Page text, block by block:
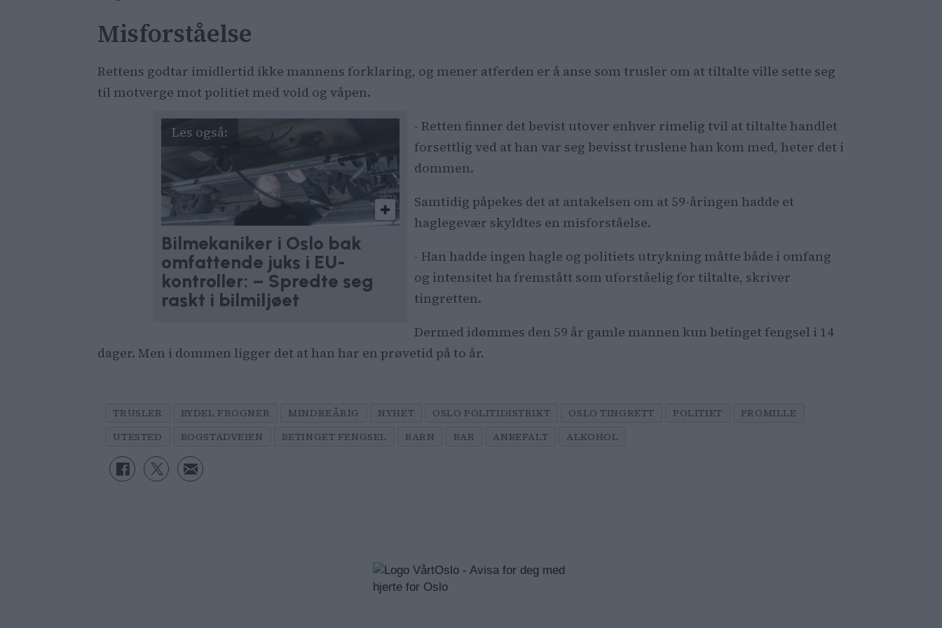
Misforståelse
Rettens godtar imidlertid ikke mannens forklaring, og mener atferden er å anse som trusler om at tiltalte ville sette seg
til motverge mot politiet med vold og våpen.
Bilmekaniker i Oslo bak
omfattende juks i EU-
kontroller: – Spredte seg
raskt i bilmiljøet
- Retten finner det bevist utover enhver rimelig tvil at tiltalte handlet
forsettlig ved at han var seg bevisst truslene han kom med, heter det i
dommen.
Samtidig påpekes det at antakelsen om at 59-åringen hadde et
haglegevær skyldtes en misforståelse.
- Han hadde ingen hagle og politiets utrykning måtte både i omfang
og intensitet ha fremstått som uforståelig for tiltalte, skriver
tingretten.
Dermed idømmes den 59 år gamle mannen kun betinget fengsel i 14
dager. Men i dommen ligger det at han har en prøvetid på to år.
TRUSLER BYDEL FROGNER MINDREÅRIG NYHET OSLO POLITIDISTRIKT OSLO TINGRETT POLITIET
PROMILLE
UTESTED
BOGSTADVEIEN BETINGET FENGSEL BARN BAR ANBEFALT ALKOHOL